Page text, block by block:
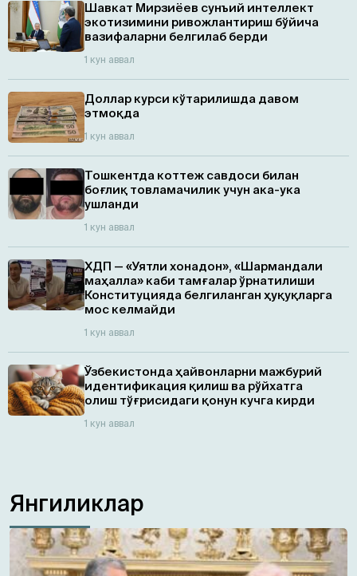
Шавкат Мирзиёев сунъий интеллект
экотизимини ривожлантириш бўйича
вазифаларни белгилаб берди
1 кун аввал
Доллар курси кўтарилишда давом
этмоқда
1 кун аввал
Тошкентда коттеж савдоси билан
боғлиқ товламачилик учун ака-ука
ушланди
1 кун аввал
ХДП — «Уятли хонадон», «Шармандали
маҳалла» каби тамғалар ўрнатилиши
Конституцияда белгиланган ҳуқуқларга
мос келмайди
1 кун аввал
Ўзбекистонда ҳайвонларни мажбурий
идентификация қилиш ва рўйхатга
олиш тўғрисидаги қонун кучга кирди
1 кун аввал
Янгиликлар